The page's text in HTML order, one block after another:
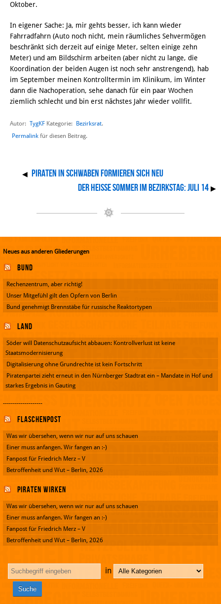
Oktober.
In eigener Sache: Ja, mir gehts besser, ich kann wieder
Fahrradfahrn (Auto noch nicht, mein räumliches Sehvermögen
beschränkt sich derzeit auf einige Meter, selten einige zehn
Meter) und am Bildschirm arbeiten (aber nicht zu lange, die
Koordination der beiden Augen ist noch sehr anstrengend), hab
im September meinen Kontrolltermin im Klinikum, im Winter
dann die Nachoperation, sehe danach für ein paar Wochen
ziemlich schlecht und bin erst nächstes Jahr wieder vollfit.
Autor: TygKF Kategorie: Bezirksrat.
Permalink für diesen Beitrag.
◀ Piraten in Schwaben formieren sich neu
Der heisse Sommer im Bezirkstag: Juli 14 ▶
Neues aus anderen Gliederungen
Bund
Rechenzentrum, aber richtig!
Unser Mitgefühl gilt den Opfern von Berlin
Bund genehmigt Brennstäbe für russische Reaktortypen
Land
Söder will Datenschutzaufsicht abbauen: Kontrollverlust ist keine
Staatsmodernisierung
Digitalisierung ohne Grundrechte ist kein Fortschritt
Piratenpartei zieht erneut in den Nürnberger Stadtrat ein – Mandate in Hof und
starkes Ergebnis in Gauting
--------------------
Flaschenpost
Was wir übersehen, wenn wir nur auf uns schauen
Einer muss anfangen. Wir fangen an :-)
Fanpost für Friedrich Merz – V
Betroffenheit und Wut – Berlin, 2026
Piraten wirken
Was wir übersehen, wenn wir nur auf uns schauen
Einer muss anfangen. Wir fangen an :-)
Fanpost für Friedrich Merz – V
Betroffenheit und Wut – Berlin, 2026
in